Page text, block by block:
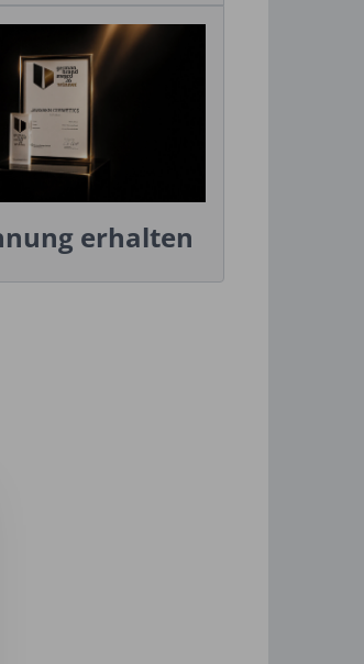
erhalten